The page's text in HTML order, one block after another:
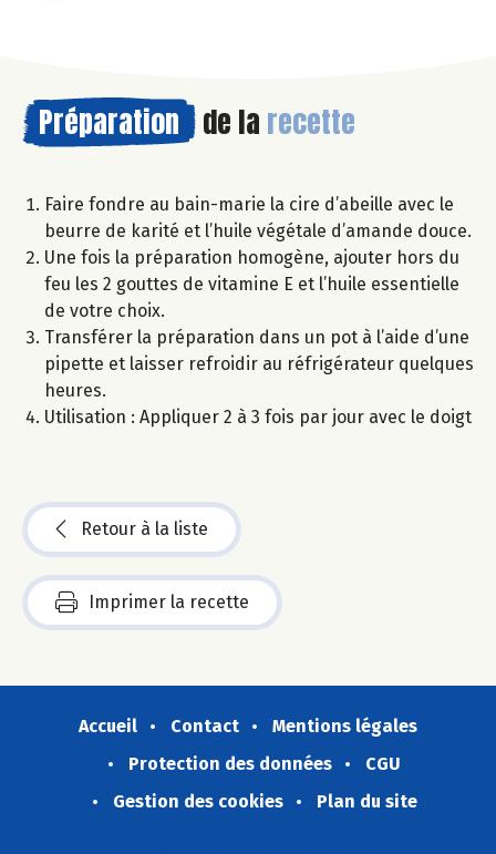
Préparation de la recette
Faire fondre au bain-marie la cire d’abeille avec le
beurre de karité et l’huile végétale d’amande douce.
Une fois la préparation homogène, ajouter hors du
feu les 2 gouttes de vitamine E et l’huile essentielle
de votre choix.
Transférer la préparation dans un pot à l’aide d’une
pipette et laisser refroidir au réfrigérateur quelques
heures.
Utilisation : Appliquer 2 à 3 fois par jour avec le doigt
Retour à la liste
Imprimer la recette
Accueil Contact
Mentions légales
Protection des données
CGU
Gestion des cookies
Plan du site